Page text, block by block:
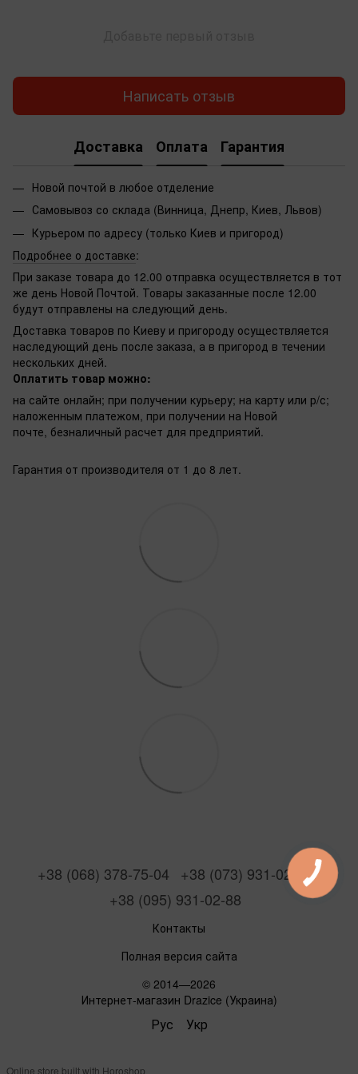
Написать отзыв
Доставка Оплата Гарантия
Новой почтой в любое отделение
Самовывоз со склада (Винница, Днепр, Киев, Львов)
Курьером по адресу (только Киев и пригород)
Подробнее о доставке:
При заказе товара до 12.00 отправка осуществляется в тот
же день Новой Почтой. Товары заказанные после 12.00
будут отправлены на следующий день.
Доставка товаров по Киеву и пригороду осуществляется
наследующий день после заказа, а в пригород в течении
нескольких дней.
Оплатить товар можно:
на сайте онлайн; при получении курьеру; на карту или р/с;
наложенным платежом, при получении на Новой
почте, безналичный расчет для предприятий.
Гарантия от производителя от 1 до 8 лет.
+38 (068) 378-75-04
+38 (073) 931-02-88
+38 (095) 931-02-88
Контакты
Полная версия сайта
© 2014—2026
Интернет-магазин Drazice (Украина)
Рус Укр
Online store built with Horoshop